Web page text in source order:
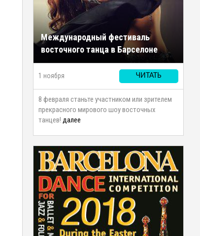
Международный фестиваль
восточного танца в Барселоне
ЧИТАТЬ
1 ноября
8 февраля станьте участником или зрителем
прекрасного мирового шоу восточных
танцев! далее